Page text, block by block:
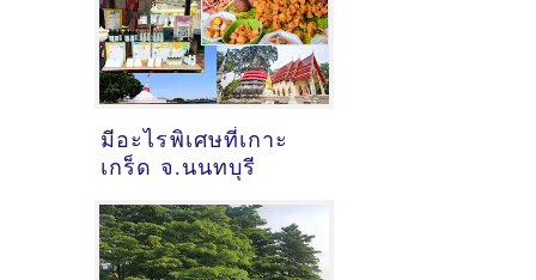
มีอะไรพิเศษที่เกาะ
เกร็ด จ.นนทบุรี